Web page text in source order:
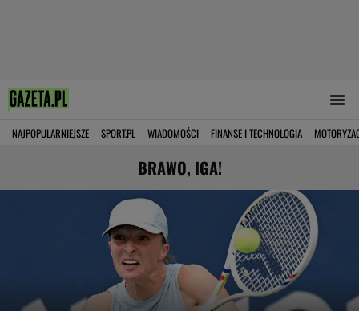
NAJPOPULARNIEJSZE SPORT.PL WIADOMOŚCI FINANSE I TECHNOLOGIA
BRAWO, IGA!